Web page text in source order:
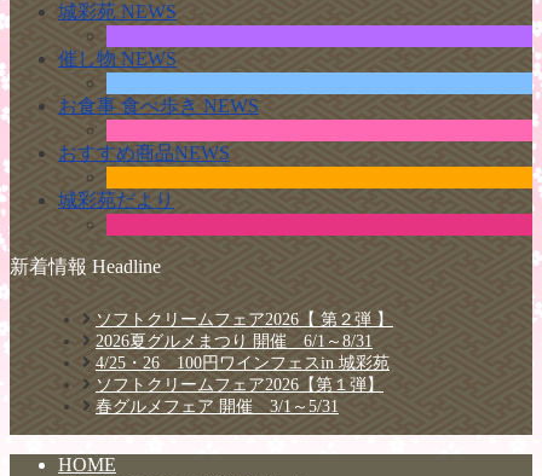
城彩苑 NEWS
催し物 NEWS
お食事 食べ歩き NEWS
おすすめ商品NEWS
城彩苑だより
新着情報 Headline
ソフトクリームフェア2026【 第２弾 】
2026夏グルメまつり 開催 6/1～8/31
4/25・26 100円ワインフェスin 城彩苑
ソフトクリームフェア2026【第１弾】
春グルメフェア 開催 3/1～5/31
HOME